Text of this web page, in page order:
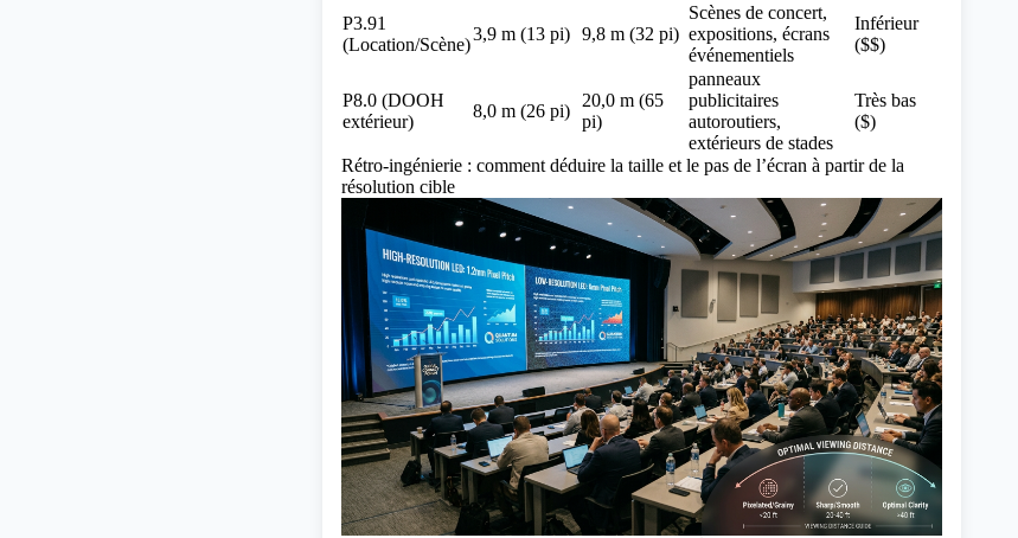
P3.91
(Location/Scène)
3,9 m (13 pi) 9,8 m (32 pi)
Scènes de concert,
expositions, écrans
événementiels
Inférieur
($$)
P8.0 (DOOH
extérieur)
8,0 m (26 pi)
20,0 m (65
pi)
panneaux
publicitaires
autoroutiers,
extérieurs de stades
Très bas
($)
Rétro-ingénierie : comment déduire la taille et le pas de l’écran à partir de la
résolution cible